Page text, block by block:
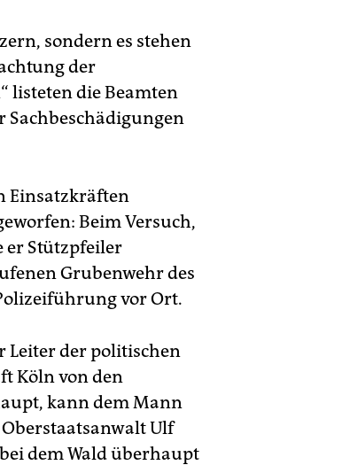
sondern es stehen
der
listeten die Beamten
Sachbeschädigungen
Einsatzkräften
Beim Versuch,
er Stützpfeiler
Grubenwehr des
vor Ort.
Leiter der politischen
Köln von den
kann dem Mann
Ulf
dem Wald überhaupt